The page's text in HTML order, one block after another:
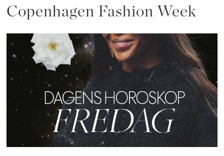
Copenhagen Fashion Week